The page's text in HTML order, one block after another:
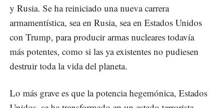
y Rusia. Se ha reiniciado una nueva carrera
armamentística, sea en Rusia, sea en Estados Unidos
con Trump, para producir armas nucleares todavía
más potentes, como si las ya existentes no pudiesen
destruir toda la vida del planeta.
Lo más grave es que la potencia hegemónica, Estados